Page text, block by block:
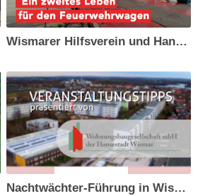
Wismarer Hilfsverein und Hansestadt bringen Hilfe auf Rädern für Albanien
Nachtwächter-Führung in Wismar - die Veranstaltungstipps